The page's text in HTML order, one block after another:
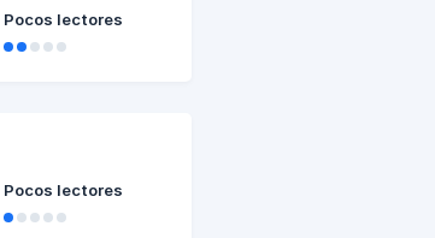
Pocos lectores
Pocos lectores